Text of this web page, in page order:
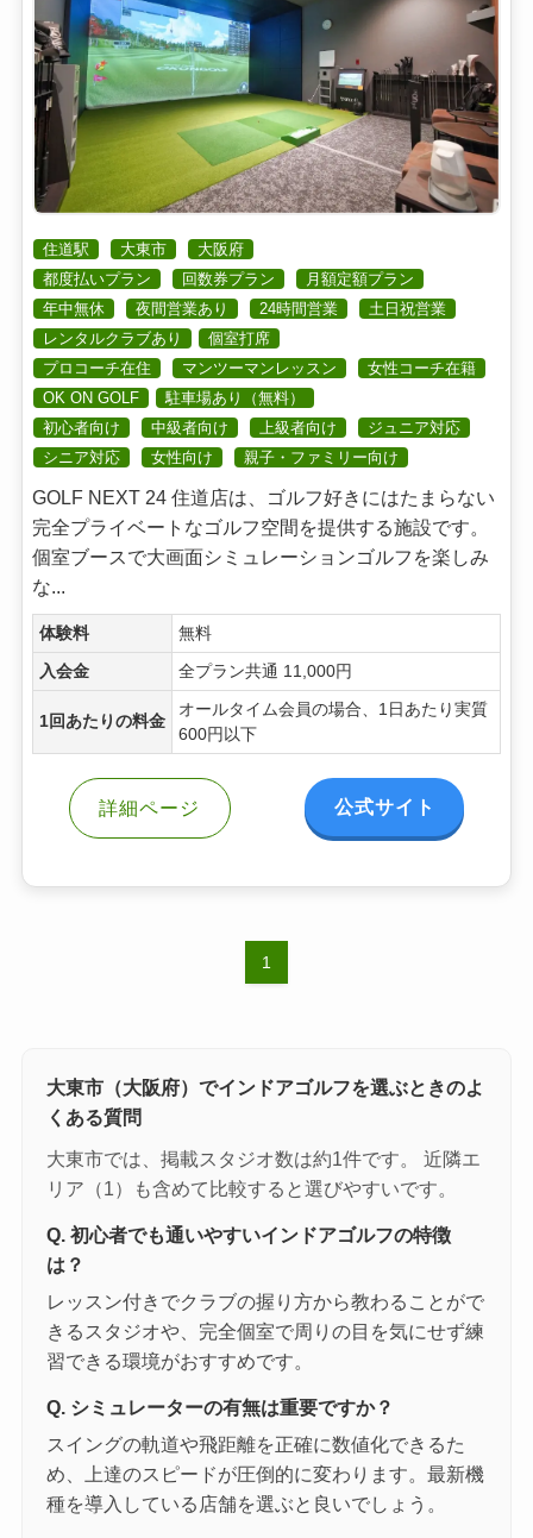
住道駅 大東市
大阪府
都度払いプラン
回数券プラン
月額定額プラン
年中無休
夜間営業あり 24時間営業
土日祝営業
レンタルクラブあり
個室打席
プロコーチ在住
マンツーマンレッスン
女性コーチ在籍
OK ON GOLF
駐車場あり（無料）
初心者向け
中級者向け 上級者向け
ジュニア対応
シニア対応
女性向け 親子・ファミリー向け
GOLF NEXT 24 住道店は、ゴルフ好きにはたまらない
完全プライベートなゴルフ空間を提供する施設です。
個室ブースで大画面シミュレーションゴルフを楽しみ
な...
体験料 無料
入会金 全プラン共通 11,000円
1回あたりの料金
オールタイム会員の場合、1日あたり実質
600円以下
詳細ページ 公式サイト
1
大東市（大阪府）でインドアゴルフを選ぶときのよ
くある質問
大東市では、掲載スタジオ数は約1件です。 近隣エ
リア（1）も含めて比較すると選びやすいです。
Q. 初心者でも通いやすいインドアゴルフの特徴
は？
レッスン付きでクラブの握り方から教わることがで
きるスタジオや、完全個室で周りの目を気にせず練
習できる環境がおすすめです。
Q. シミュレーターの有無は重要ですか？
スイングの軌道や飛距離を正確に数値化できるた
め、上達のスピードが圧倒的に変わります。最新機
種を導入している店舗を選ぶと良いでしょう。